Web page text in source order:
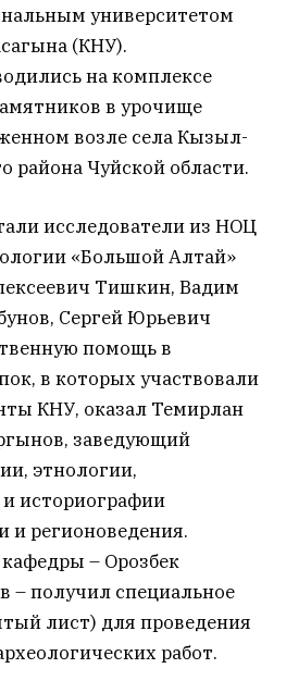
университетом
(КНУ).
на комплексе
в урочище
возле села Кызыл-
района Чуйской области.
исследователи из НОЦ
«Большой Алтай»
Тишкин, Вадим
Сергей Юрьевич
помощь в
в которых участвовали
КНУ, оказал Темирлан
заведующий
этнологии,
историографии
и регионоведения.
– Орозбек
– получил специальное
лист) для проведения
работ.